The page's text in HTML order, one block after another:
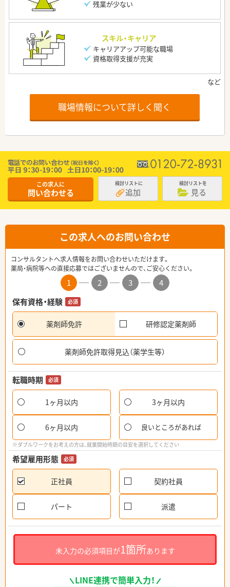
残業が少ない
スキル・キャリア
キャリアアップ可能な職場
資格取得支援が充実
職場情報について詳しく聞く
この求人に
問い合わせる
検討リストに
追加
検討リストを
見る
この求人へのお問い合わせ
コンサルタントへ求人情報をお問い合わせいただけます。
薬局・病院等への直接応募ではございませんので、ご安心ください。
1 2 3
4
保有資格・経験
必須
薬剤師免許 研修認定薬剤師
薬剤師免許取得見込（薬学生等）
転職時期 必須
1ヶ月以内 3ヶ月以内
6ヶ月以内 良いところがあれば
※ダブルワークをお考えの方は、就業開始時期の目安を選択してください
希望雇用形態 必須
正社員 契約社員
パート 派遣
未入力の必須項目が1箇所あります
LINE連携で簡単入力！